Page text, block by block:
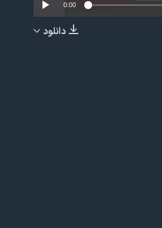
EMBED
0:00
دانلود